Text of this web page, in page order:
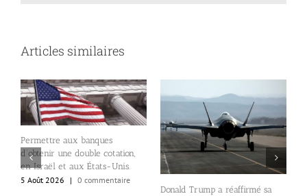
Articles similaires
Permettre aux banques
d’obtenir une double cotation,
en Israël et aux États-Unis.
5 Août 2026
| 0 commentaire
Donald Trump a réaffirmé sa